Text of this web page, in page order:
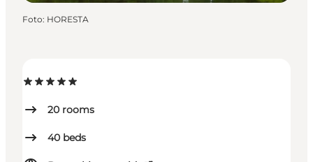
20 rooms
40 beds
Foto: HORESTA